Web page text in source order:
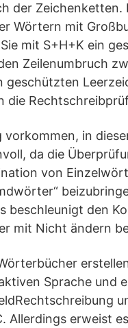
der
Wörtern mit
mit S+H+K ein
Zeilenumbruch
geschützten
die
in
da die
von
beschleunigt den
mit Nicht ändern
Sprache und
Allerdings erweist